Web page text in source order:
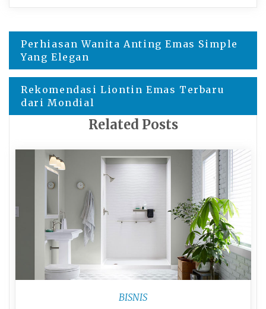
Navigasi
pos
Perhiasan Wanita Anting Emas Simple
Yang Elegan
Rekomendasi Liontin Emas Terbaru
dari Mondial
Related Posts
BISNIS